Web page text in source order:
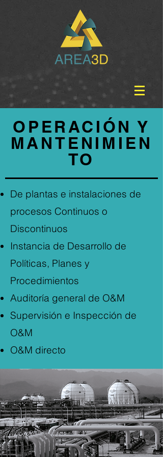
OPERACIÓN Y
MANTENIMIEN
TO
De plantas e instalaciones de
procesos Continuos o
Discontinuos
Instancia de Desarrollo de
Políticas, Planes y
Procedimientos
Auditoría general de O&M
Supervisión e Inspección de
O&M
O&M directo